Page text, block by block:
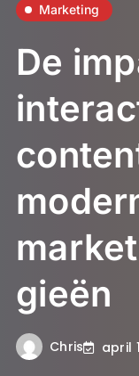
Marketing
De
gieën
Chris april